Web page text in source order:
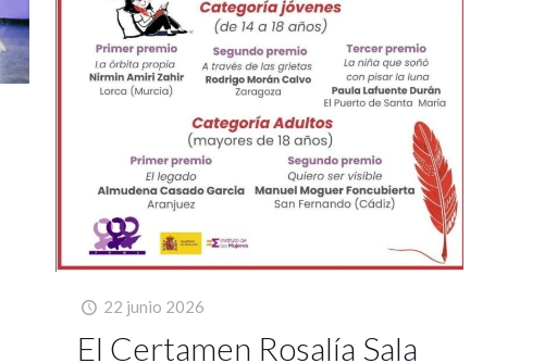
22 junio 2026
El Certamen Rosalía Sala